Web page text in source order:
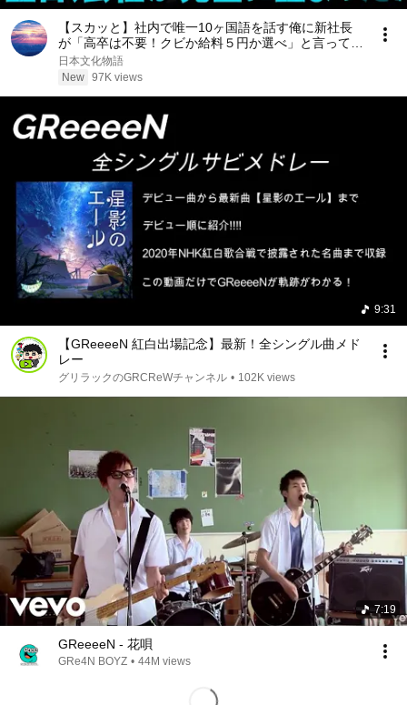
【スカッと】社内で唯一10ヶ国語を話す俺に新社長
が「高卒は不要！クビか給料５円か選べ」と言ってき
た。そのまま辞めた結果
日本文化物語
New 97K views
9:31
【GReeeeN 紅白出場記念】最新！全シングル曲メド
レー
グリラックのGRCReWチャンネル • 102K views
7:19
GReeeeN - 花唄
GRe4N BOYZ • 44M views